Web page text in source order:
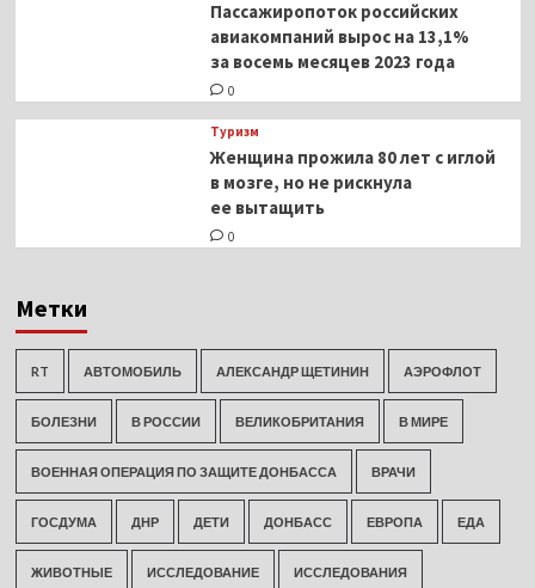
Пассажиропоток российских
авиакомпаний вырос на 13,1%
за восемь месяцев 2023 года
0
Туризм
Женщина прожила 80 лет с иглой
в мозге, но не рискнула
ее вытащить
0
Метки
RT АВТОМОБИЛЬ АЛЕКСАНДР ЩЕТИНИН АЭРОФЛОТ
БОЛЕЗНИ В РОССИИ ВЕЛИКОБРИТАНИЯ В МИРЕ
ВОЕННАЯ ОПЕРАЦИЯ ПО ЗАЩИТЕ ДОНБАССА ВРАЧИ
ГОСДУМА ДНР ДЕТИ ДОНБАСС ЕВРОПА ЕДА
ЖИВОТНЫЕ ИССЛЕДОВАНИЕ ИССЛЕДОВАНИЯ